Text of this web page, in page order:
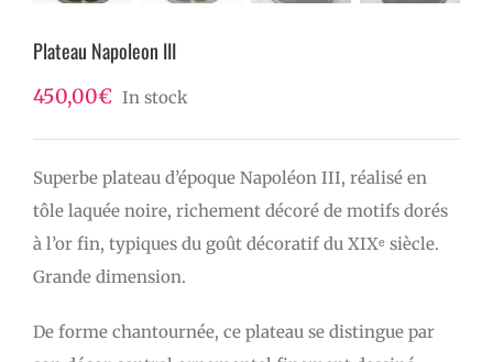
Plateau Napoleon III
450,00€ In stock
Superbe plateau d’époque Napoléon III, réalisé en
tôle laquée noire, richement décoré de motifs dorés
à l’or fin, typiques du goût décoratif du XIXᵉ siècle.
Grande dimension.
De forme chantournée, ce plateau se distingue par